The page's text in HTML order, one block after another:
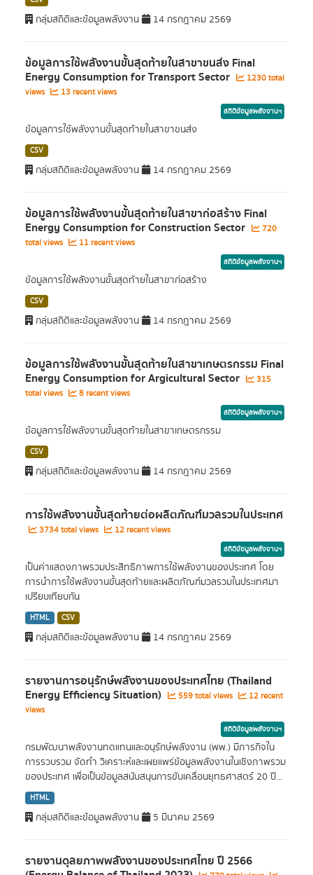
กลุ่มสถิติและข้อมูลพลังงาน 14 กรกฎาคม 2569
ข้อมูลการใช้พลังงานขั้นสุดท้ายในสาขาขนส่ง Final
Energy Consumption for Transport Sector
1230 total
views
13 recent views
สถิติข้อมูลพลังงานฯ
ข้อมูลการใช้พลังงานขั้นสุดท้ายในสาขาขนส่ง
CSV
กลุ่มสถิติและข้อมูลพลังงาน 14 กรกฎาคม 2569
ข้อมูลการใช้พลังงานขั้นสุดท้ายในสาขาก่อสร้าง Final
Energy Consumption for Construction Sector
720
total views
11 recent views
สถิติข้อมูลพลังงานฯ
ข้อมูลการใช้พลังงานขั้นสุดท้ายในสาขาก่อสร้าง
CSV
กลุ่มสถิติและข้อมูลพลังงาน 14 กรกฎาคม 2569
ข้อมูลการใช้พลังงานขั้นสุดท้ายในสาขาเกษตรกรรม Final
Energy Consumption for Argicultural Sector
315
total views
8 recent views
สถิติข้อมูลพลังงานฯ
ข้อมูลการใช้พลังงานขั้นสุดท้ายในสาขาเกษตรกรรม
CSV
กลุ่มสถิติและข้อมูลพลังงาน 14 กรกฎาคม 2569
การใช้พลังงานขั้นสุดท้ายต่อผลิตภัณฑ์มวลรวมในประเทศ
3734 total views 12 recent views
สถิติข้อมูลพลังงานฯ
เป็นค่าแสดงภาพรวมประสิทธิภาพการใช้พลังงานของประเทศ โดย
การนำการใช้พลังงานขั้นสุดท้ายและผลิตภัณฑ์มวลรวมในประเทศมา
เปรียบเทียบกัน
HTML CSV
กลุ่มสถิติและข้อมูลพลังงาน 14 กรกฎาคม 2569
รายงานการอนุรักษ์พลังงานของประเทศไทย (Thailand
Energy Efficiency Situation) 559 total views
12 recent
views
สถิติข้อมูลพลังงานฯ
กรมพัฒนาพลังงานทดแทนและอนุรักษ์พลังงาน (พพ.) มีภารกิจใน
การรวบรวม จัดทำ วิเคราะห์และเผยแพร่ข้อมูลพลังงานในเชิงภาพรวม
ของประเทศ เพื่อเป็นข้อมูลสนับสนุนการขับเคลื่อนยุทธศาสตร์ 20 ปี...
HTML
กลุ่มสถิติและข้อมูลพลังงาน 5 มีนาคม 2569
รายงานดุลยภาพพลังงานของประเทศไทย ปี 2566